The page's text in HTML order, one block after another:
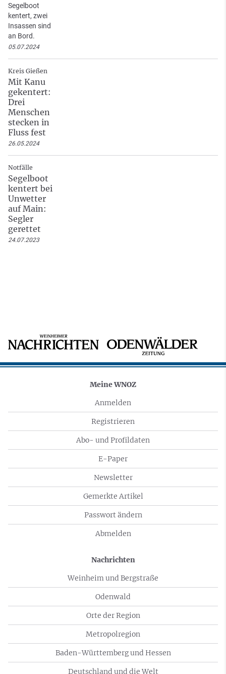
Segelboot
kentert, zwei
Insassen sind
an Bord.
05.07.2024
Kreis Gießen
Mit Kanu
gekentert:
Drei
Menschen
stecken in
Fluss fest
26.05.2024
Notfälle
Segelboot
kentert bei
Unwetter
auf Main:
Segler
gerettet
24.07.2023
Meine WNOZ
Anmelden
Registrieren
Abo- und Profildaten
E-Paper
Newsletter
Gemerkte Artikel
Passwort ändern
Abmelden
Nachrichten
Weinheim und Bergstraße
Odenwald
Orte der Region
Metropolregion
Baden-Württemberg und Hessen
Deutschland und die Welt